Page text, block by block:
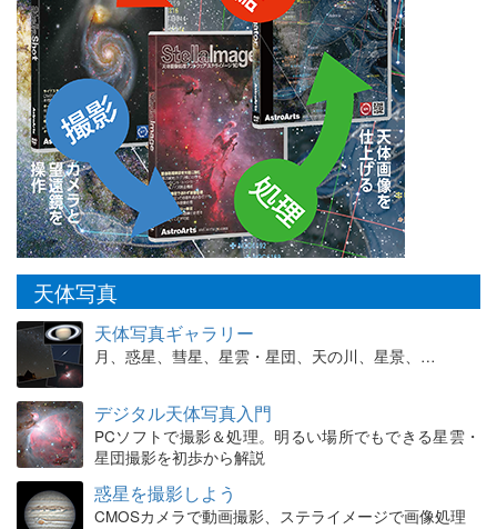
天体写真
天体写真ギャラリー
月、惑星、彗星、星雲・星団、天の川、星景、…
デジタル天体写真入門
PCソフトで撮影＆処理。明るい場所でもできる星雲・
星団撮影を初歩から解説
惑星を撮影しよう
CMOSカメラで動画撮影、ステライメージで画像処理